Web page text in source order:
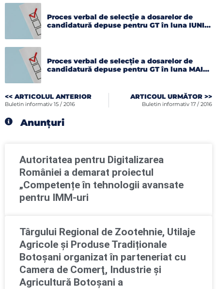
Proces verbal de selecție a dosarelor de
candidatură depuse pentru GT în luna IUNIE
Proces verbal de selecție a dosarelor de
candidatură depuse pentru GT în luna MAI
<< ARTICOLUL ANTERIOR
Buletin informativ 15 / 2016
ARTICOUL URMĂTOR >>
Buletin informativ 17 / 2016
Anunțuri
Autoritatea pentru Digitalizarea
României a demarat proiectul
„Competențe în tehnologii avansate
pentru IMM-uri
Târgului Regional de Zootehnie, Utilaje
Agricole și Produse Tradiționale
Botoșani organizat în parteneriat cu
Camera de Comerţ, Industrie şi
Agricultură Botoşani a